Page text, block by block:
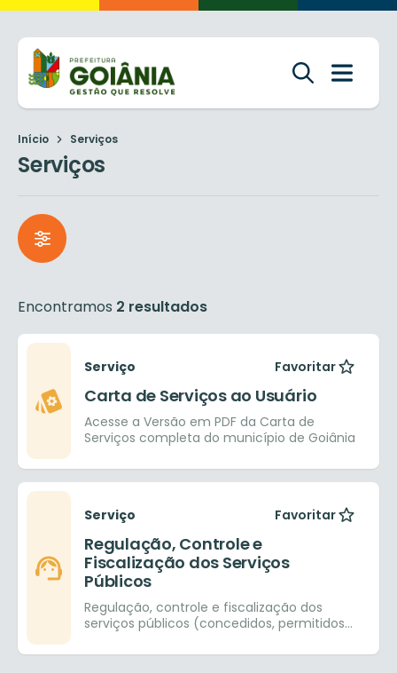
Início Serviços
Serviços
Encontramos 2 resultados
Serviço Favoritar
Carta de Serviços ao Usuário
Acesse a Versão em PDF da Carta de
Serviços completa do município de Goiânia
Serviço Favoritar
Regulação, Controle e
Fiscalização dos Serviços
Públicos
Regulação, controle e fiscalização dos
serviços públicos (concedidos, permitidos
de: Abastecimento de Água, Esgotamento